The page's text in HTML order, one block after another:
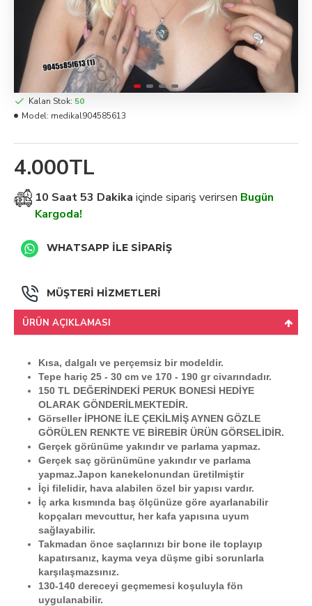
4.000TL
Kalan Stok: 50
Model: medikal904585613
10 Saat 53 Dakika içinde sipariş verirsen Bugün
Kargoda!
WHATSAPP İLE SİPARİŞ
MÜŞTERİ HİZMETLERİ
ÜRÜN AÇIKLAMASI
Kısa, dalgalı ve perçemsiz bir modeldir.
Tepe hariç 25 - 30 cm ve 170 - 190 gr civarındadır.
150 TL DEĞERİNDEKİ PERUK BONESİ HEDİYE
OLARAK GÖNDERİLMEKTEDİR.
Görseller İPHONE İLE ÇEKİLMİŞ AYNEN GÖZLE
GÖRÜLEN RENKTE VE BİREBİR ÜRÜN GÖRSELİDİR.
Gerçek görünüme yakındır ve parlama yapmaz.
Gerçek saç görünümüne yakındır ve parlama
yapmaz.Japon kanekelonundan üretilmiştir
İçi filelidir, hava alabilen özel bir yapısı vardır.
İç arka kısmında baş ölçünüze göre ayarlanabilir
kopçaları mevcuttur, her kafa yapısına uyum
sağlayabilir.
Takmadan önce saçlarınızı bir bone ile toplayıp
kapatırsanız, kayma veya düşme gibi sorunlarla
karşılaşmazsınız.
130-140 dereceyi geçmemesi koşuluyla fön
uygulanabilir.